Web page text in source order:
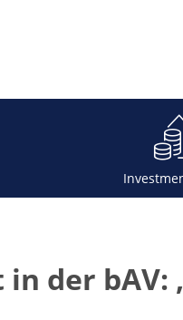
der bAV: